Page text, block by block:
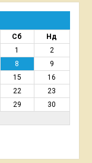
Сб
Нд
1
2
8
9
15
16
22
23
29
30